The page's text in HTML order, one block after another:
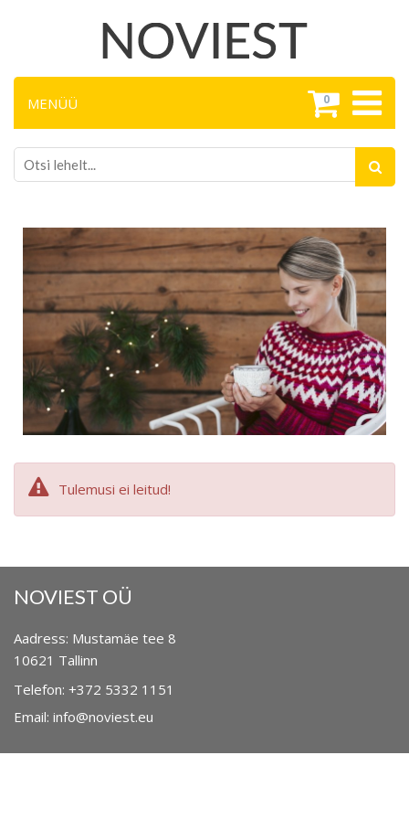
0
MENÜÜ
Tulemusi ei leitud!
NOVIEST OÜ
Aadress: Mustamäe tee 8
10621 Tallinn
Telefon: +372 5332 1151
Email: info@noviest.eu